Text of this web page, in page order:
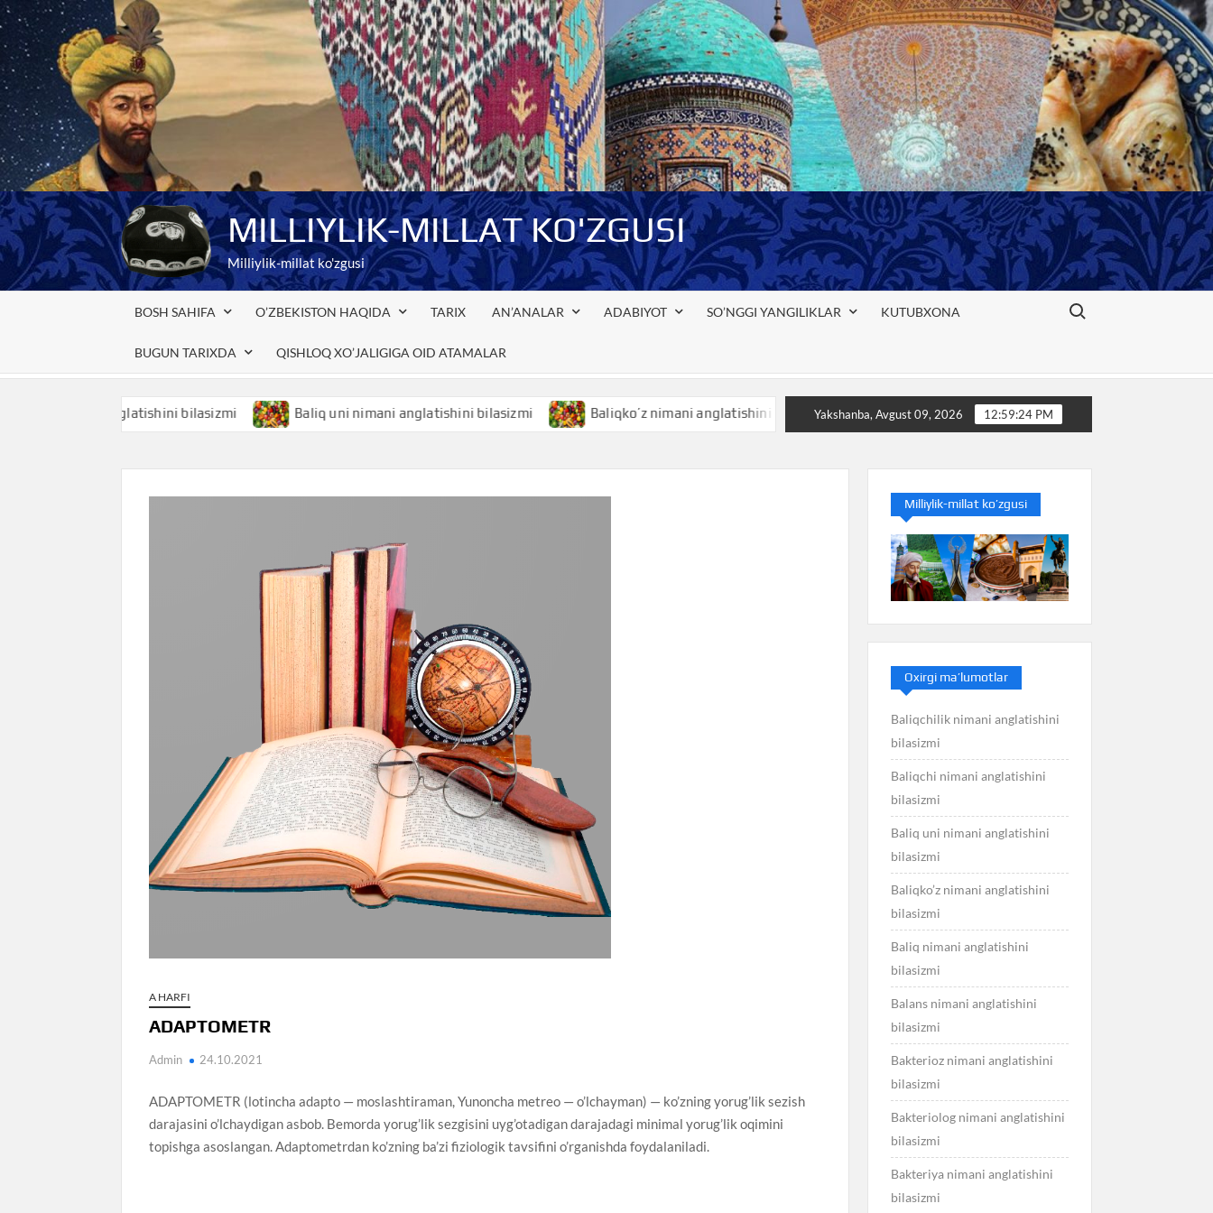
Skip
to
content
MILLIYLIK-MILLAT KO'ZGUSI
Milliylik-millat ko'zgusi
BOSH SAHIFA O’ZBEKISTON HAQIDA TARIX AN’ANALAR ADABIYOT SO’NGGI YANGILIKLAR KUTUBXONA
BUGUN TARIXDA QISHLOQ XO’JALIGIGA OID ATAMALAR
Search for:
anglatishini bilasizmi Baliq uni nimani anglatishini bilasizmi Baliqko’z nimani anglatishini bilasizmi Baliq nimani anglatishini bilasizmi
Yakshanba, Avgust 09, 2026 12:59:25 PM
A HARFI
ADAPTOMETR
Admin 24.10.2021
ADAPTOMETR (lotincha adapto — moslashtiraman, Yunoncha metreo — o’lchayman) — ko’zning yorug’lik sezish
darajasini o’lchaydigan asbob. Bemorda yorug’lik sezgisini uyg’otadigan darajadagi minimal yorug’lik oqimini
topishga asoslangan. Adaptometrdan ko’zning ba’zi fiziologik tavsifini o’rganishda foydalaniladi.
Milliylik-millat ko’zgusi
Oxirgi ma’lumotlar
Baliqchilik nimani anglatishini
bilasizmi
Baliqchi nimani anglatishini
bilasizmi
Baliq uni nimani anglatishini
bilasizmi
Baliqko’z nimani anglatishini
bilasizmi
Baliq nimani anglatishini
bilasizmi
Balans nimani anglatishini
bilasizmi
Bakterioz nimani anglatishini
bilasizmi
Bakteriolog nimani anglatishini
bilasizmi
Bakteriya nimani anglatishini
bilasizmi